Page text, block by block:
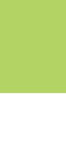
ょうか？同じ